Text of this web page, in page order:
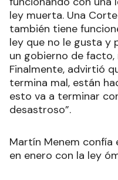
ley muerta. Una
también tiene
ley que no le gusta y
un gobierno de facto,
Finalmente, advirtió
termina mal, están
esto va a terminar
desastroso”.
Martín Menem confía
en enero con la ley